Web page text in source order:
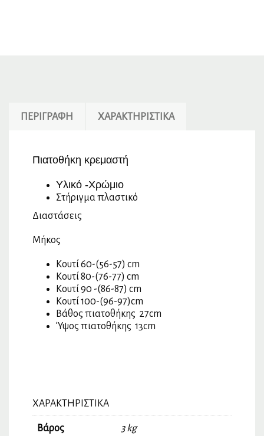
ΠΕΡΙΓΡΑΦΉ ΧΑΡΑΚΤΗΡΙΣΤΙΚΆ
Πιατοθήκη κρεμαστή
Υλικό -Χρώμιο
Στήριγμα πλαστικό
Διαστάσεις
Μήκος
Κουτί 60-(56-57) cm
Κουτί 80-(76-77) cm
Κουτί 90 -(86-87) cm
Κουτί 100-(96-97)cm
Βάθος πιατοθήκης 27cm
Ύψος πιατοθήκης 13cm
ΧΑΡΑΚΤΗΡΙΣΤΙΚΆ
Βάρος 3 kg